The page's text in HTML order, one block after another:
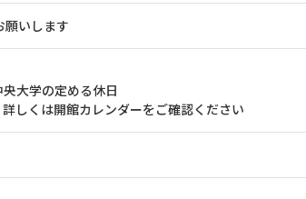
いします
大学の定める休日
しくは開館カレンダーをご確認ください